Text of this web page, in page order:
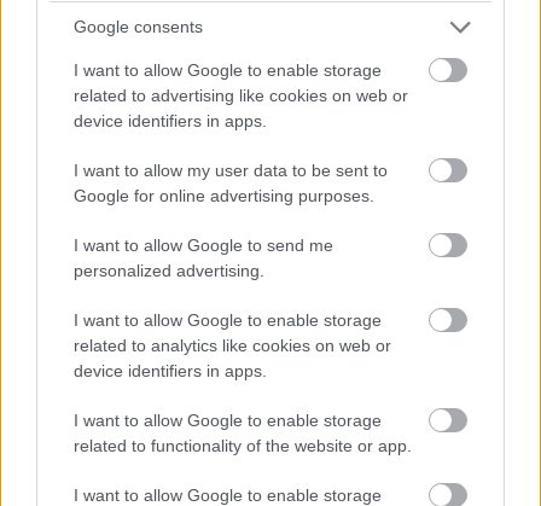
Google consents
I want to allow Google to enable storage
related to advertising like cookies on web or
device identifiers in apps.
I want to allow my user data to be sent to
Google for online advertising purposes.
I want to allow Google to send me
personalized advertising.
I want to allow Google to enable storage
related to analytics like cookies on web or
device identifiers in apps.
I want to allow Google to enable storage
related to functionality of the website or app.
I want to allow Google to enable storage
Δυστυχώς έχει επικρατήσει η αντίληψη ότι η
βαθμολογία εξαρτάται από τον αριθμό νικών, ενώ
οι ήττες είναι αυτές που πραγματικά μετράνε.
Ακόμα και μια παραπάνω νίκη να κάνει ο
Ολυμπιακός, θα είναι πίσω από τους
πρωτοπόρους που έχουν μια λιγότερη ήττα. Δεν
είναι τυχαίο ότι στο ΝΒΑ η βαθμολογία
καθορίζεται με το ποσοστό νικών έναντι του
συνόλου αγώνων
Απάντησε
1 Likes Απαντήσεις
Αλχημείες
24/01/2026 - 22:24
Δεν καταλαβαίνω τι εννοείς? Αν έχω
περισσότερες νίκες σε ισάριθμα παιχνίδια ...
αυτομάτως έχεις περισσότερες ήττες. Όπερ μεθ'
ερμηνευόμενον εστί: είτε περισσότερος νίκες
πεις, είτε λιγότερες ήττες πεις είναι το ίδιο
πράγμα.